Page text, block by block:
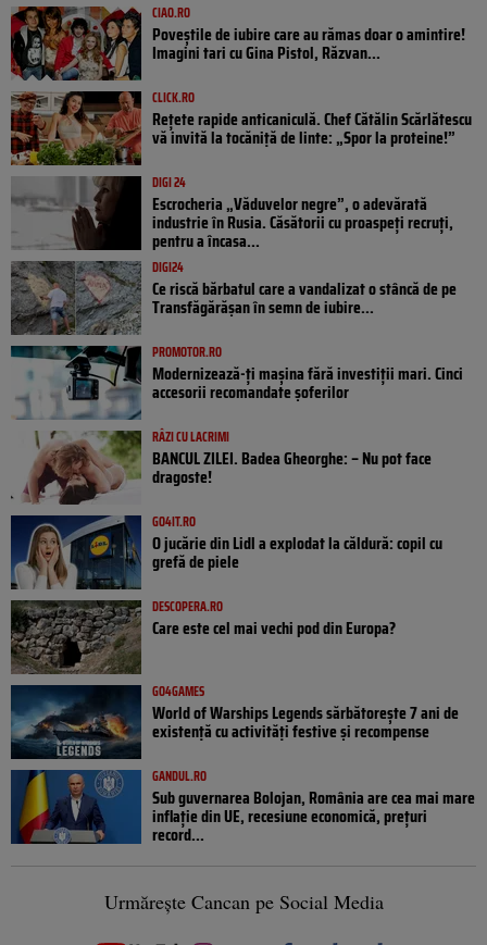
CIAO.RO
Poveştile de iubire care au rămas doar o amintire!
Imagini tari cu Gina Pistol, Răzvan...
CLICK.RO
Rețete rapide anticaniculă. Chef Cătălin Scărlătescu
vă invită la tocăniță de linte: „Spor la proteine!”
DIGI 24
Escrocheria „Văduvelor negre”, o adevărată
industrie în Rusia. Căsătorii cu proaspeți recruți,
pentru a încasa...
DIGI24
Ce riscă bărbatul care a vandalizat o stâncă de pe
Transfăgărășan în semn de iubire...
PROMOTOR.RO
Modernizează-ți mașina fără investiții mari. Cinci
accesorii recomandate șoferilor
RÂZI CU LACRIMI
BANCUL ZILEI. Badea Gheorghe: – Nu pot face
dragoste!
GO4IT.RO
O jucărie din Lidl a explodat la căldură: copil cu
grefă de piele
DESCOPERA.RO
Care este cel mai vechi pod din Europa?
GO4GAMES
World of Warships Legends sărbătorește 7 ani de
existență cu activități festive și recompense
GANDUL.RO
Sub guvernarea Bolojan, România are cea mai mare
inflație din UE, recesiune economică, prețuri
record...
Urmărește Cancan pe Social Media